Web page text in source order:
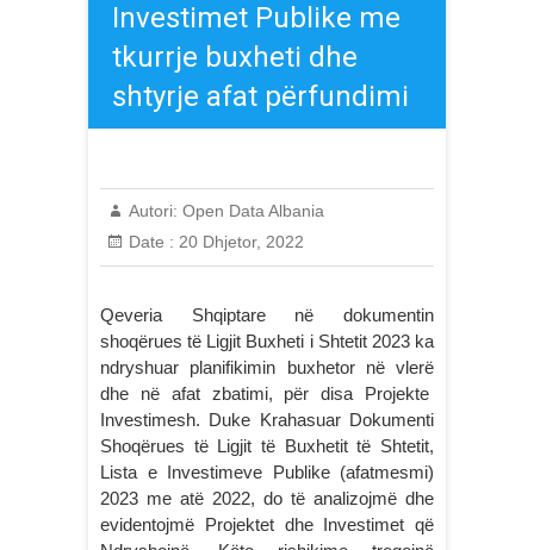
Investimet Publike me
tkurrje buxheti dhe
shtyrje afat përfundimi
Autori: Open Data Albania
Date : 20 Dhjetor, 2022
Qeveria Shqiptare në dokumentin
shoqërues të Ligjit Buxheti i Shtetit 2023 ka
ndryshuar planifikimin buxhetor në vlerë
dhe në afat zbatimi, për disa Projekte
Investimesh. Duke Krahasuar Dokumenti
Shoqërues të Ligjit të Buxhetit të Shtetit,
Lista e Investimeve Publike (afatmesmi)
2023 me atë 2022, do të analizojmë dhe
evidentojmë Projektet dhe Investimet që